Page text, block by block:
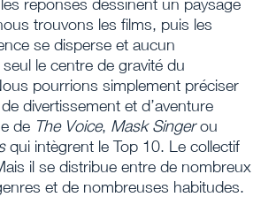
trouvons les films, puis les
se disperse et aucun
le centre de gravité du
pourrions simplement préciser
divertissement et d’aventure
de The Voice, Mask Singerou
qui intègrent le Top 10. Le collectif
il se distribue entre de nombreux
et de nombreuses habitudes.